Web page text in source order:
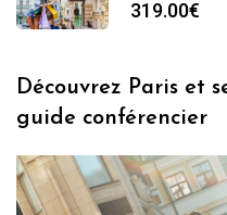
319.00€
Découvrez Paris et
guide conférencier